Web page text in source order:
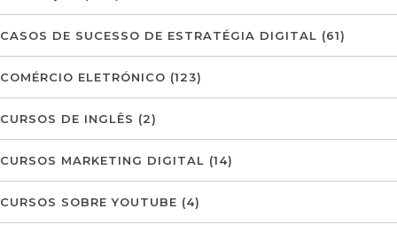
CASOS DE SUCESSO DE ESTRATÉGIA DIGITAL (61)
COMÉRCIO ELETRÓNICO (123)
CURSOS DE INGLÊS (2)
CURSOS MARKETING DIGITAL (14)
CURSOS SOBRE YOUTUBE (4)